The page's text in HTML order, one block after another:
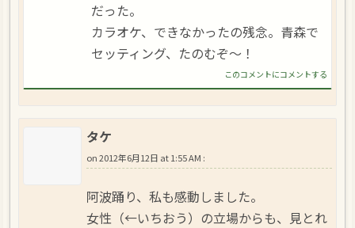
だった。
カラオケ、できなかったの残念。青森で
セッティング、たのむぞ～！
このコメントにコメントする
タケ
on2012年6月12日 at 1:55 AM :
阿波踊り、私も感動しました。
女性（←いちおう）の立場からも、見とれ